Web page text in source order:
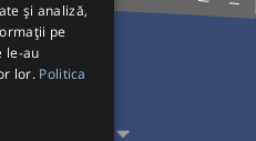
și analiză,
pe
le-au
lor. Politica